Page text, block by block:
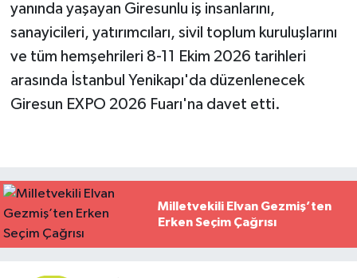
yanında yaşayan Giresunlu iş insanlarını,
sanayicileri, yatırımcıları, sivil toplum kuruluşlarını
ve tüm hemşehrileri 8-11 Ekim 2026 tarihleri
arasında İstanbul Yenikapı'da düzenlenecek
Giresun EXPO 2026 Fuarı'na davet etti.
Milletvekili Elvan Gezmiş’ten
Erken Seçim Çağrısı